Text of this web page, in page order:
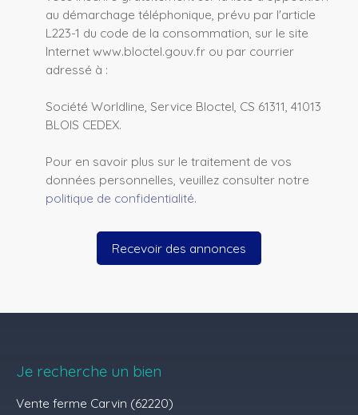
au démarchage téléphonique, prévu par l'article
L223-1 du code de la consommation, sur le site
Internet www.bloctel.gouv.fr ou par courrier
adressé à :
Société Worldline, Service Bloctel, CS 61311, 41013
BLOIS CEDEX.
Pour en savoir plus sur le traitement de vos
données personnelles, veuillez consulter notre
politique de confidentialité.
Recevoir des annonces
Je recherche un bien
Vente ferme Carvin (62220)